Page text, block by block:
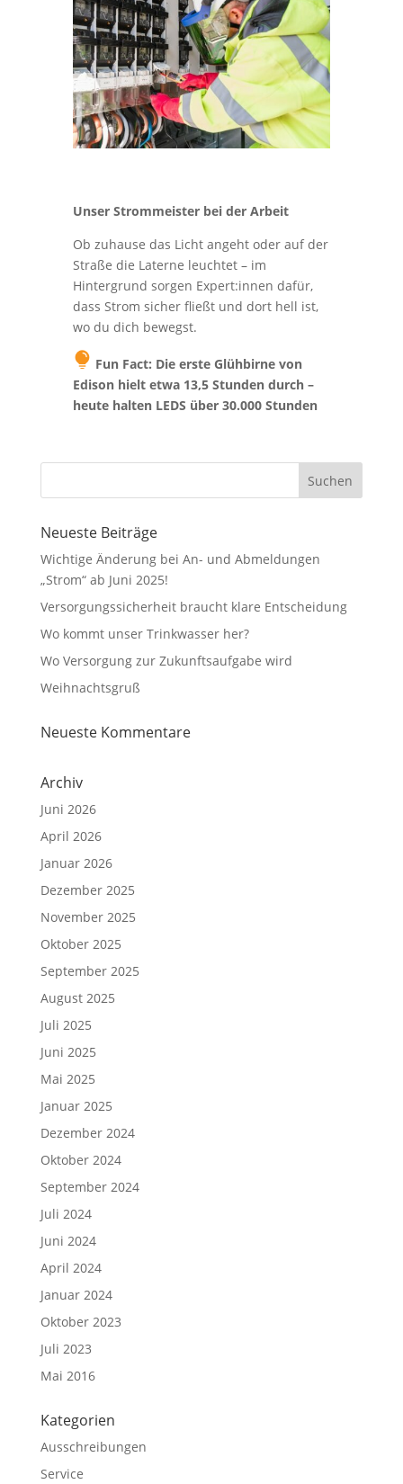
ht
b
ul
b
ic
o
n
Unser Strommeister bei der Arbeit
Ob zuhause das Licht angeht oder auf der
Straße die Laterne leuchtet – im
Hintergrund sorgen Expert:innen dafür,
dass Strom sicher fließt und dort hell ist,
wo du dich bewegst.
ic
o
b
b
ic
o
n
Fun Fact: Die erste Glühbirne von
Edison hielt etwa 13,5 Stunden durch –
heute halten LEDS über 30.000 Stunden
Neueste Beiträge
Wichtige Änderung bei An- und Abmeldungen
„Strom“ ab Juni 2025!
Versorgungssicherheit braucht klare Entscheidung
Wo kommt unser Trinkwasser her?
Wo Versorgung zur Zukunftsaufgabe wird
Weihnachtsgruß
Neueste Kommentare
Archiv
Juni 2026
April 2026
Januar 2026
Dezember 2025
November 2025
Oktober 2025
September 2025
August 2025
Juli 2025
Juni 2025
Mai 2025
Januar 2025
Dezember 2024
Oktober 2024
September 2024
Juli 2024
Juni 2024
April 2024
Januar 2024
Oktober 2023
Juli 2023
Mai 2016
Kategorien
Ausschreibungen
Service